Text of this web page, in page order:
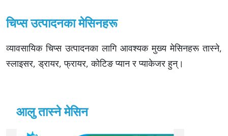
चिप्स उत्पादनका मेसिनहरू
व्यावसायिक चिप्स उत्पादनका लागि आवश्यक मुख्य मेसिनहरू तास्ने,
स्लाइसर, ड्रायर, फ्रायर, कोटिङ प्यान र प्याकेजर हुन्।
आलु तास्ने मेसिन